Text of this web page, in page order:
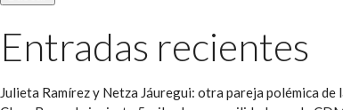
Entradas recientes
Julieta Ramírez y Netza Jáuregui: otra pareja polémica de